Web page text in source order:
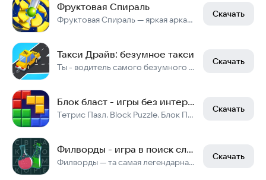
Фруктовая Спираль
Фруктовая Спираль — яркая аркада с шариком, фруктами и игрой без интернета
Скачать
Такси Драйв: безумное такси
Ты - водитель самого безумного такси в городе! Гони и не останавливайся!
Скачать
Тетрис Пазл. Block Puzzle. Блок Пазл.тетрис бесплатно. головоломки. Пазлы игры.
Скачать
Филворды — та самая легендарная игра в слова!
Скачать